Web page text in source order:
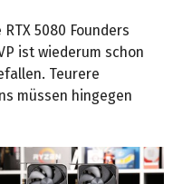
5080 Founders
ist wiederum schon
Teurere
müssen hingegen